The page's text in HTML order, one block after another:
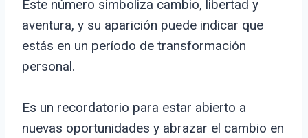
Este número simboliza cambio, libertad y
aventura, y su aparición puede indicar que
estás en un período de transformación
personal.
Es un recordatorio para estar abierto a
nuevas oportunidades y abrazar el cambio en